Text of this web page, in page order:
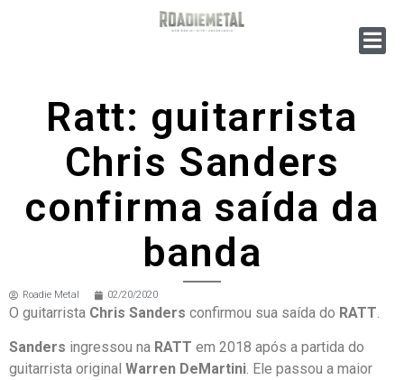
Ratt: guitarrista
Chris Sanders
confirma saída da
banda
Roadie Metal 02/20/2020
O guitarrista Chris Sanders confirmou sua saída do RATT.
Sanders ingressou na RATT em 2018 após a partida do
guitarrista original Warren DeMartini. Ele passou a maior